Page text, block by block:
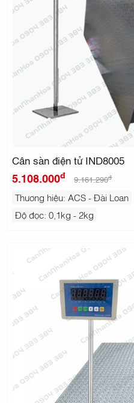
Cân sàn điện tử IND8005
5.108.000đ 9.161.290đ
Thương hiệu: ACS - Đài Loan
Độ đọc: 0,1kg - 2kg